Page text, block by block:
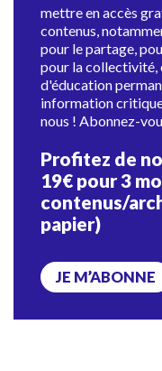
mettre en accès
contenus,
pour le partage,
pour la collectivité,
d'éducation
information
nous ! Abonnez-
Profitez de
19€ pour 3
contenus/
papier)
JE M’ABONNE